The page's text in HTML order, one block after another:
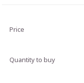
Price
Quantity to buy